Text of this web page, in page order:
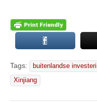
Tags: buitenlandse
Xinjiang